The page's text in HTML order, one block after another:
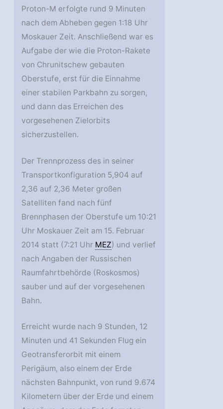
Proton-M erfolgte rund 9 Minuten
nach dem Abheben gegen 1:18 Uhr
Moskauer Zeit. Anschließend war es
Aufgabe der wie die Proton-Rakete
von Chrunitschew gebauten
Oberstufe, erst für die Einnahme
einer stabilen Parkbahn zu sorgen,
und dann das Erreichen des
vorgesehenen Zielorbits
sicherzustellen.
Der Trennprozess des in seiner
Transportkonfiguration 5,904 auf
2,36 auf 2,36 Meter großen
Satelliten fand nach fünf
Brennphasen der Oberstufe um 10:21
Uhr Moskauer Zeit am 15. Februar
2014 statt (7:21 Uhr MEZ) und verlief
nach Angaben der Russischen
Raumfahrtbehörde (Roskosmos)
sauber und auf der vorgesehenen
Bahn.
Erreicht wurde nach 9 Stunden, 12
Minuten und 41 Sekunden Flug ein
Geotransferorbit mit einem
Perigäum, also einem der Erde
nächsten Bahnpunkt, von rund 9.674
Kilometern über der Erde und einem